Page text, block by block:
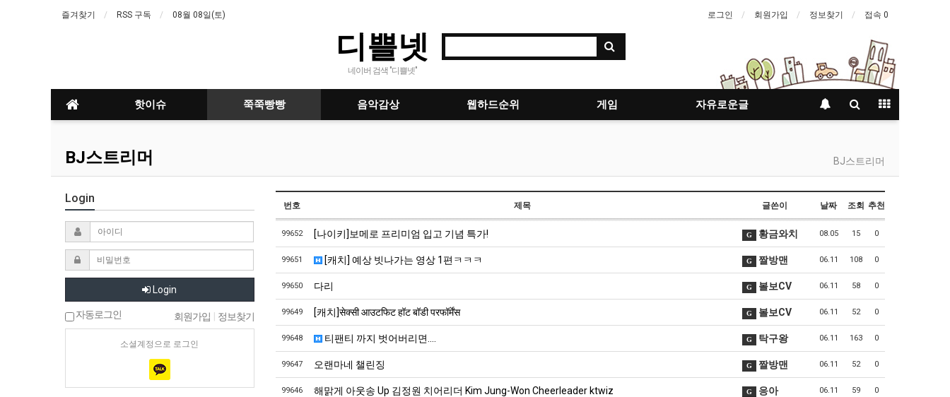
즐겨찾기 RSS 구독 08월 08일(토) 로그인 회원가입 정보찾기 접속 0
디쁠넷
네이버 검색 "디쁠넷"
핫이슈 쭉쭉빵빵 음악감상 웹하드순위 게임 자유로운글
BJ스트리머 BJ스트리머
번호 제목 글쓴이 날짜 조회 추천
99652 [나이키]보메로 프리미엄 입고 기념 특가! G 황금와치 08.05 15 0
99651 [캐치] 예상 빗나가는 영상 1편ㅋㅋㅋ G 짤방맨 06.11 108 0
99650 다리 G 볼보CV 06.11 58 0
99649 [캐치]सेक्सी आउटफिट हॉट बॉडी परफॉर्मेंस G 볼보CV 06.11 52 0
99648 티팬티 까지 벗어버리면.... G 탁구왕 06.11 163 0
99647 오랜마네 챌린징 G 짤방맨 06.11 52 0
99646 해맑게 아웃송 Up 김정원 치어리더 Kim Jung-Won Cheerleader ktwiz G 응아 06.11 59 0
Login
Login
자동로그인 회원가입 정보찾기
소셜계정으로 로그인